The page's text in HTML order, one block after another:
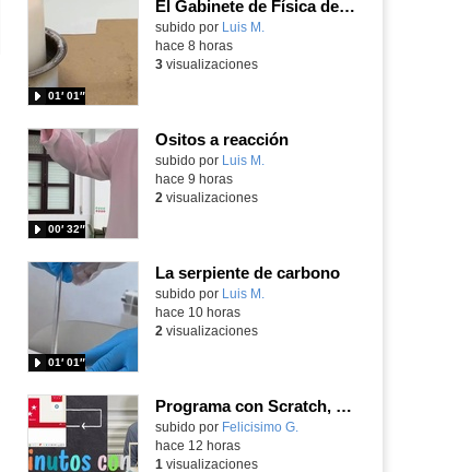
pantalla
El Gabinete de Física del IES Enrique Tierno Galván de Parla (Curso 25-26)
Contenido educativo.
subido por Luis M.
01′ 01″
hace 8 horas
3visualizaciones
Ositos a reacción
Contenido educativo.
subido por Luis M.
00′ 32″
hace 9 horas
2 visualizaciones
La serpiente de carbono
Contenido educativo.
subido por Luis M.
01′ 01″
hace 10 horas
2 visualizaciones
Programa con Scratch, 8 diferentes juegos para vivir la emoción de los partidos de España en el mundial 2026
Contenido educativo.
subido por Felicisimo G.
hace 12 horas
1 visualizaciones